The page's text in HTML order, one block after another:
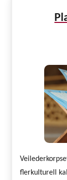
flerkulturell